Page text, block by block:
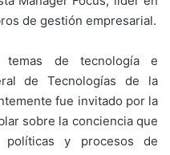
de gestión empresarial.
de tecnología e
de Tecnologías de la
fue invitado por la
sobre la conciencia que
y procesos de